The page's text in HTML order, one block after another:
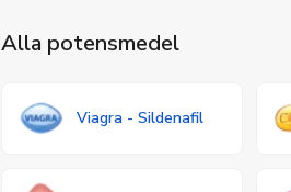
Alla potensmedel
Viagra - Sildenafil